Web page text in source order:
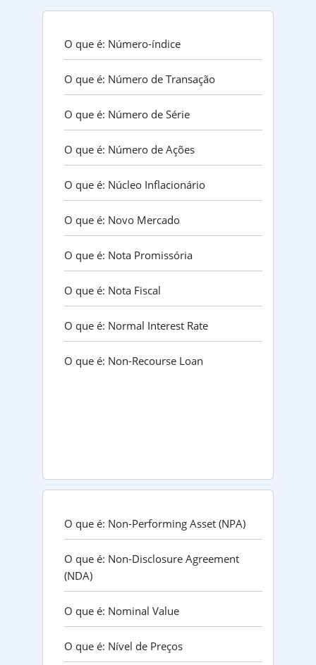
O que é: Número-índice
O que é: Número de Transação
O que é: Número de Série
O que é: Número de Ações
O que é: Núcleo Inflacionário
O que é: Novo Mercado
O que é: Nota Promissória
O que é: Nota Fiscal
O que é: Normal Interest Rate
O que é: Non-Recourse Loan
O que é: Non-Performing Asset (NPA)
O que é: Non-Disclosure Agreement
(NDA)
O que é: Nominal Value
O que é: Nível de Preços